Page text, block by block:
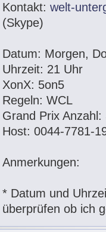
Kontakt:welt-
(Skype)
Datum: Morgen,
Uhrzeit: 21 Uhr
XonX: 5on5
Regeln: WCL
Grand Prix Anzahl:
Host: 0044-7781-
Anmerkungen:
* Datum und
überprüfen ob ich